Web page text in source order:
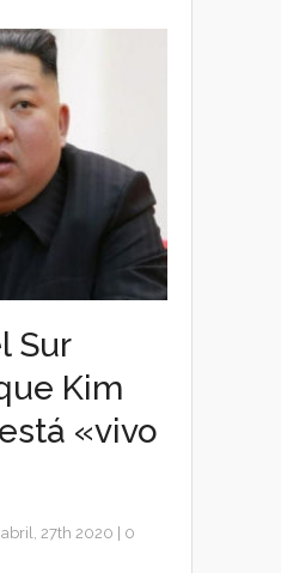
Sur
Kim
«vivo
abril, 27th 2020
0